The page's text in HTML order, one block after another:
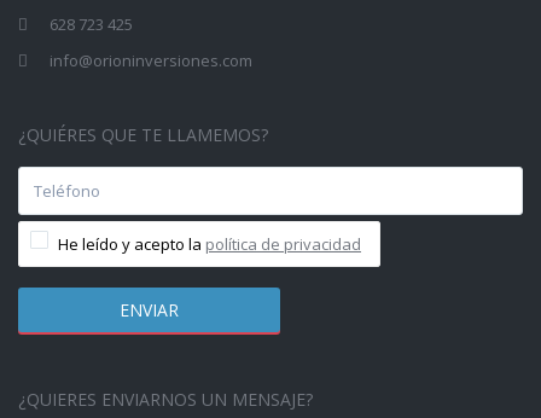
628 723 425
info@orioninversiones.com
¿QUIÉRES QUE TE LLAMEMOS?
He leído y acepto la política de privacidad
¿QUIERES ENVIARNOS UN MENSAJE?